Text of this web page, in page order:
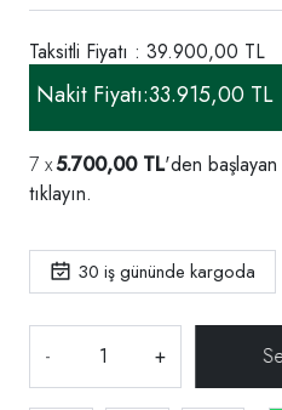
Taksitli Fiyatı : 39.900,00 TL
Nakit Fiyatı:33.915,00 TL
5.700,00 TL'den
tıklayın.
30 iş gününde kargoda
- +